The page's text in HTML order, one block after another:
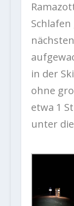
in der
ohne
etwa 1
unter